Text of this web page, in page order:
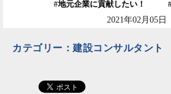
地元企業に貢献したい！
2021年02月05日
カテゴリー：建設コンサルタント